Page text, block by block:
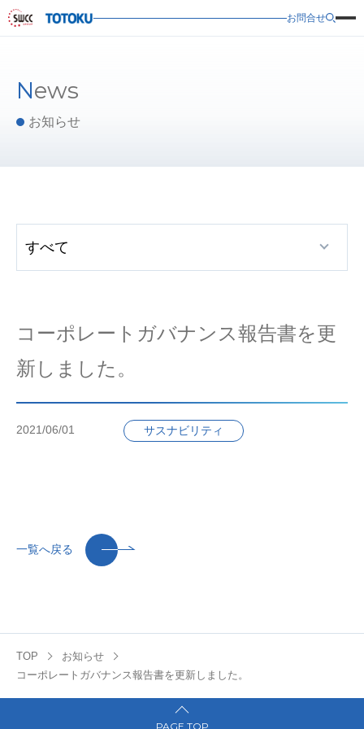
お問合せ
News
お知らせ
コーポレートガバナンス報告書を更
新しました。
2021/06/01 サスナビリティ
一覧へ戻る
TOP
お知らせ
コーポレートガバナンス報告書を更新しました。
PAGE TOP